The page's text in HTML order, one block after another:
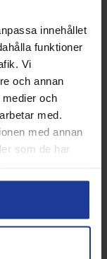
innehållet
funktioner
Vi
och annan
och
med.
med annan
som de har
personalen i
anda och med
och padel.
,
padelskor,
övriga
FÖR